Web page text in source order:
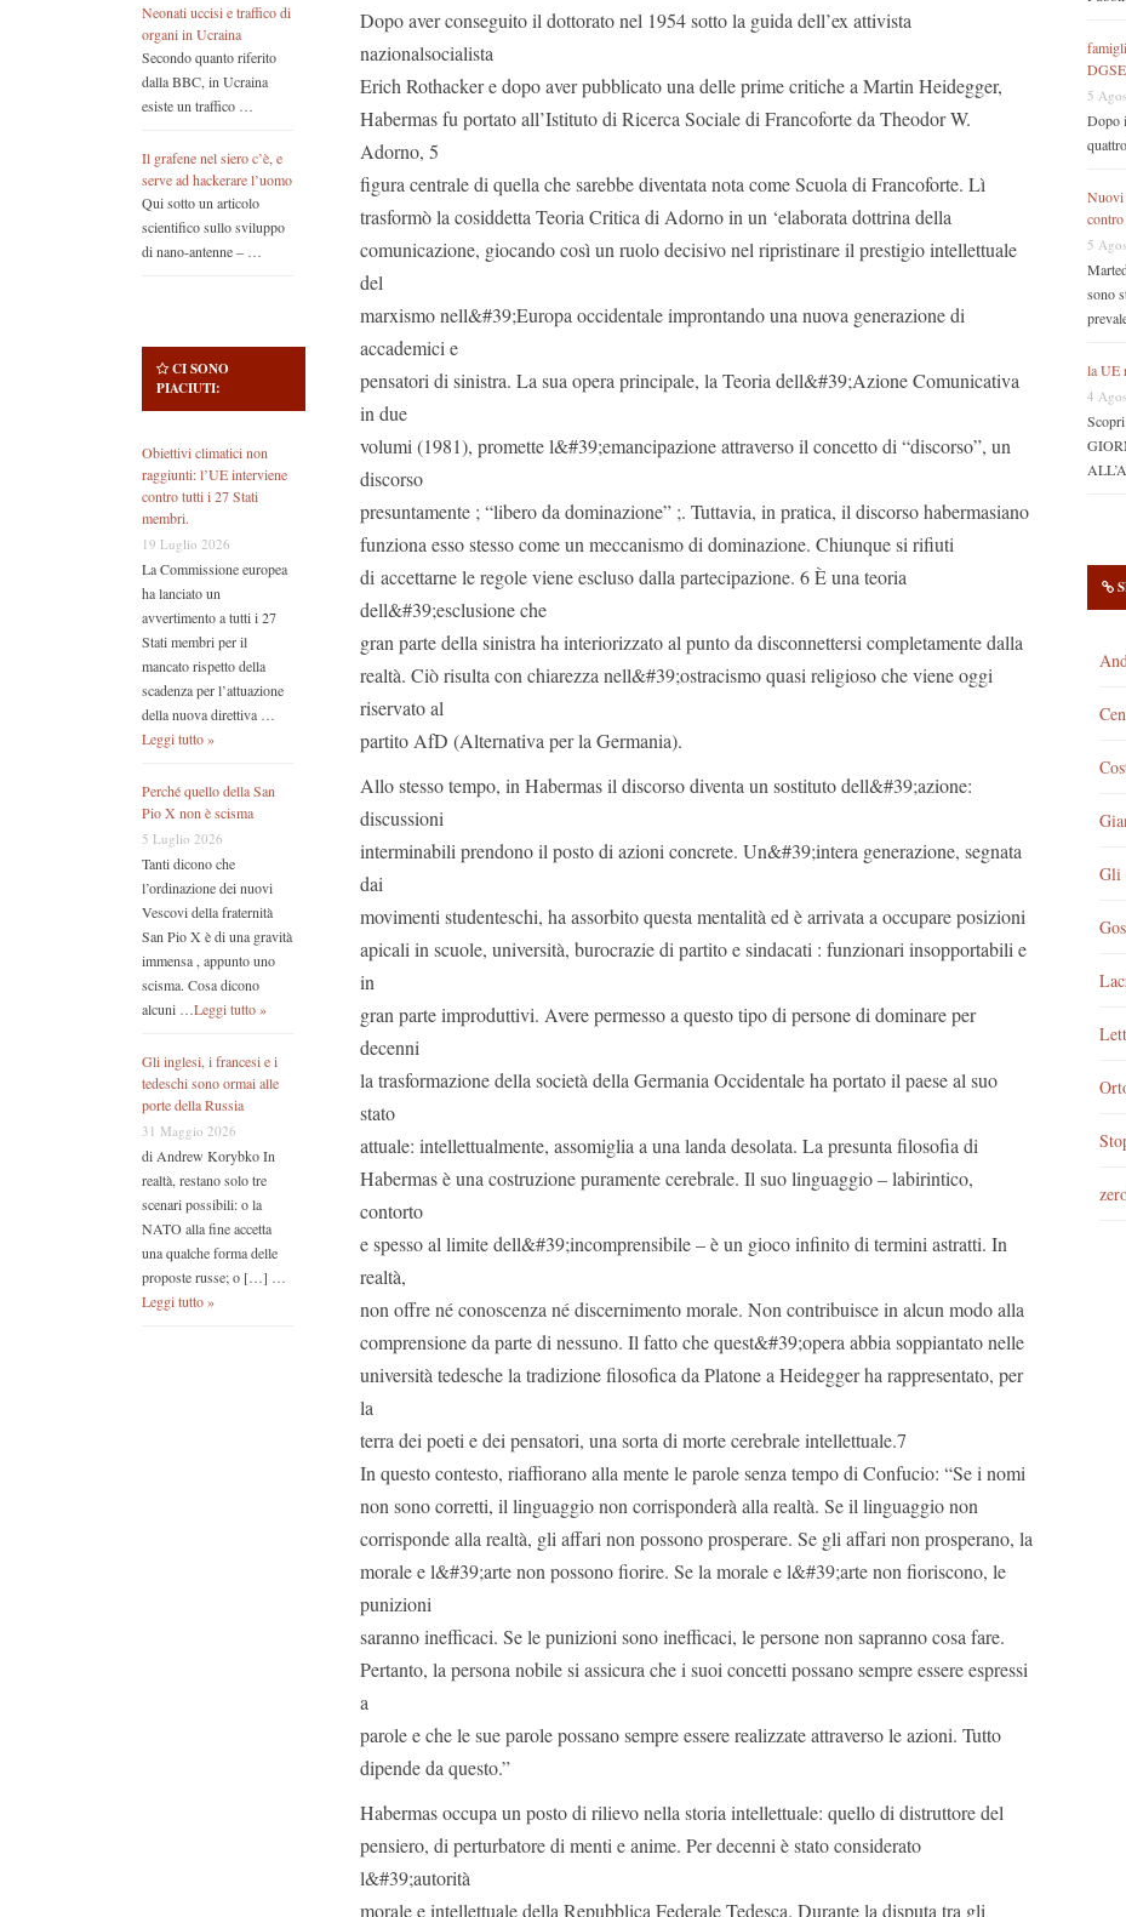
Neonati uccisi e traffico di
organi in Ucraina
Secondo quanto riferito
dalla BBC, in Ucraina
esiste un traffico …
Il grafene nel siero c’è, e
serve ad hackerare l’uomo
Qui sotto un articolo
scientifico sullo sviluppo
di nano-antenne – …
CI SONO
PIACIUTI:
Obiettivi climatici non
raggiunti: l’UE interviene
contro tutti i 27 Stati
membri.
19 Luglio 2026
La Commissione europea
ha lanciato un
avvertimento a tutti i 27
Stati membri per il
mancato rispetto della
scadenza per l’attuazione
della nuova direttiva …
Leggi tutto »
Perché quello della San
Pio X non è scisma
5 Luglio 2026
Tanti dicono che
l’ordinazione dei nuovi
Vescovi della fraternità
San Pio X è di una gravità
immensa , appunto uno
scisma. Cosa dicono
alcuni …Leggi tutto »
Gli inglesi, i francesi e i
tedeschi sono ormai alle
porte della Russia
31 Maggio 2026
di Andrew Korybko In
realtà, restano solo tre
scenari possibili: o la
NATO alla fine accetta
una qualche forma delle
proposte russe; o […] …
Leggi tutto »
Dopo aver conseguito il dottorato nel 1954 sotto la guida dell’ex attivista
nazionalsocialista
Erich Rothacker e dopo aver pubblicato una delle prime critiche a Martin Heidegger,
Habermas fu portato all’Istituto di Ricerca Sociale di Francoforte da Theodor W.
Adorno, 5
figura centrale di quella che sarebbe diventata nota come Scuola di Francoforte. Lì
trasformò la cosiddetta Teoria Critica di Adorno in un ‘elaborata dottrina della
comunicazione, giocando così un ruolo decisivo nel ripristinare il prestigio intellettuale
del
marxismo nell&#39;Europa occidentale improntando una nuova generazione di
accademici e
pensatori di sinistra. La sua opera principale, la Teoria dell&#39;Azione Comunicativa
in due
volumi (1981), promette l&#39;emancipazione attraverso il concetto di “discorso”, un
discorso
presuntamente ; “libero da dominazione” ;. Tuttavia, in pratica, il discorso habermasiano
funziona esso stesso come un meccanismo di dominazione. Chiunque si rifiuti
di accettarne le regole viene escluso dalla partecipazione. 6 È una teoria
dell&#39;esclusione che
gran parte della sinistra ha interiorizzato al punto da disconnettersi completamente dalla
realtà. Ciò risulta con chiarezza nell&#39;ostracismo quasi religioso che viene oggi
riservato al
partito AfD (Alternativa per la Germania).
Allo stesso tempo, in Habermas il discorso diventa un sostituto dell&#39;azione:
discussioni
interminabili prendono il posto di azioni concrete. Un&#39;intera generazione, segnata
dai
movimenti studenteschi, ha assorbito questa mentalità ed è arrivata a occupare posizioni
apicali in scuole, università, burocrazie di partito e sindacati : funzionari insopportabili e
in
gran parte improduttivi. Avere permesso a questo tipo di persone di dominare per
decenni
la trasformazione della società della Germania Occidentale ha portato il paese al suo
stato
attuale: intellettualmente, assomiglia a una landa desolata. La presunta filosofia di
Habermas è una costruzione puramente cerebrale. Il suo linguaggio – labirintico,
contorto
e spesso al limite dell&#39;incomprensibile – è un gioco infinito di termini astratti. In
realtà,
non offre né conoscenza né discernimento morale. Non contribuisce in alcun modo alla
comprensione da parte di nessuno. Il fatto che quest&#39;opera abbia soppiantato nelle
università tedesche la tradizione filosofica da Platone a Heidegger ha rappresentato, per
la
terra dei poeti e dei pensatori, una sorta di morte cerebrale intellettuale.7
In questo contesto, riaffiorano alla mente le parole senza tempo di Confucio: “Se i nomi
non sono corretti, il linguaggio non corrisponderà alla realtà. Se il linguaggio non
corrisponde alla realtà, gli affari non possono prosperare. Se gli affari non prosperano, la
morale e l&#39;arte non possono fiorire. Se la morale e l&#39;arte non fioriscono, le
punizioni
saranno inefficaci. Se le punizioni sono inefficaci, le persone non sapranno cosa fare.
Pertanto, la persona nobile si assicura che i suoi concetti possano sempre essere espressi
a
parole e che le sue parole possano sempre essere realizzate attraverso le azioni. Tutto
dipende da questo.”
Habermas occupa un posto di rilievo nella storia intellettuale: quello di distruttore del
pensiero, di perturbatore di menti e anime. Per decenni è stato considerato
l&#39;autorità
morale e intellettuale della Repubblica Federale Tedesca. Durante la disputa tra gli
5
Dopo
Nuovi
5
sono
la UE
4
Gli